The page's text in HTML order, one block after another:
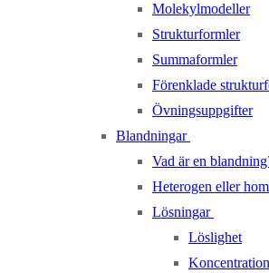
Molekylmodeller
Strukturformler
Summaformler
Förenklade
Övningsuppgifter
Blandningar
Vad är en
Heterogen eller
Lösningar
Löslighet
Koncentration